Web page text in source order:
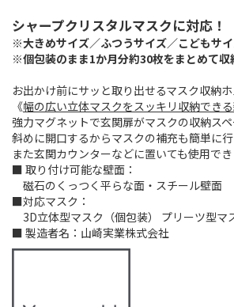
シャープクリスタルマスクに対応！
※大きめサイズ／ふつうサイズ／こどもサ
※個包装のまま1か月分約30枚をまとめて収
お出かけ前にサッと取り出せるマスク収納ホ
《幅の広い立体マスクをスッキリ収納でき
強力マグネットで玄関扉がマスクの収納スペ
斜めに開口するからマスクの補充も簡単に行
また玄関カウンターなどに置いても使用でき
■ 取り付け可能な壁面：
磁石のくっつく平らな面・スチール壁面
■対応マスク：
3D立体型マスク（個包装） プリーツ型マ
■ 製造者名：山崎実業株式会社